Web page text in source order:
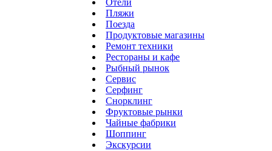
Отели
Пляжи
Поезда
Продуктовые магазины
Ремонт техники
Рестораны и кафе
Рыбный рынок
Сервис
Серфинг
Снорклинг
Фруктовые рынки
Чайные фабрики
Шоппинг
Экскурсии